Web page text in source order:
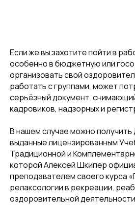
Если же вы захотите пойти в
особенно в бюджетную или
организовать свой
работать с группами, может
серьёзный документ,
кадровиков, надзорных и
В нашем случае можно
выданные лицензированным
Традиционной и
которой Алексей Шкипер
преподавателем своего курса
релаксологии в рекреации,
оздоровительной